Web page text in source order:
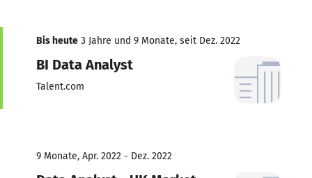
Bis heute 3 Jahre und 9 Monate, seit Dez. 2022
BI Data Analyst
Talent.com
9 Monate, Apr. 2022 - Dez. 2022